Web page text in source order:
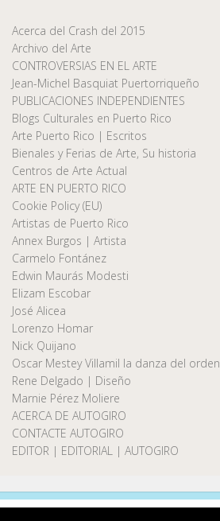
Acerca del Crash del 2015
Archivo del Arte
CONTROVERSIAS EN EL ARTE
Jean-Michel Basquiat Puertorriqueño
PUBLICACIONES INDEPENDIENTES
Blogs Culturales en Puerto Rico
Arte Puerto Rico | Escritos
Bienales y Ferias de Arte, Su historia
Centros de Arte Actual
ARTE EN PUERTO RICO
Cookie Policy (EU)
Artistas de Puerto Rico
Annex Burgos | Artista
Carmelo Fontánez
Edwin Maurás Modesti
Elizam Escobar
José Alicea
Lorenzo Homar
Nick Quijano
Oscar Mestey Villamil la danza del orden
Rene Delgado | Diseño
Marnie Pérez Moliere
ACERCA DE AUTOGIRO
CONTACTE AUTOGIRO
EDITOR | EDITORIAL | AUTOGIRO